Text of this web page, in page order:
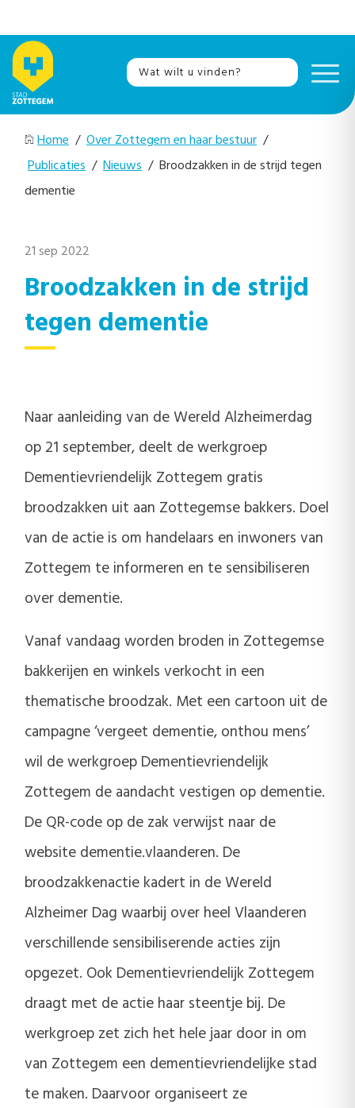
Home / Over Zottegem en haar bestuur /
Publicaties / Nieuws / Broodzakken in de strijd tegen
dementie
21 sep 2022
Broodzakken in de strijd
tegen dementie
Naar aanleiding van de Wereld Alzheimerdag
op 21 september, deelt de werkgroep
Dementievriendelijk Zottegem gratis
broodzakken uit aan Zottegemse bakkers. Doel
van de actie is om handelaars en inwoners van
Zottegem te informeren en te sensibiliseren
over dementie.
Vanaf vandaag worden broden in Zottegemse
bakkerijen en winkels verkocht in een
thematische broodzak. Met een cartoon uit de
campagne ‘vergeet dementie, onthou mens’
wil de werkgroep Dementievriendelijk
Zottegem de aandacht vestigen op dementie.
De QR-code op de zak verwijst naar de
website dementie.vlaanderen. De
broodzakkenactie kadert in de Wereld
Alzheimer Dag waarbij over heel Vlaanderen
verschillende sensibiliserende acties zijn
opgezet. Ook Dementievriendelijk Zottegem
draagt met de actie haar steentje bij. De
werkgroep zet zich het hele jaar door in om
van Zottegem een dementievriendelijke stad
te maken. Daarvoor organiseert ze